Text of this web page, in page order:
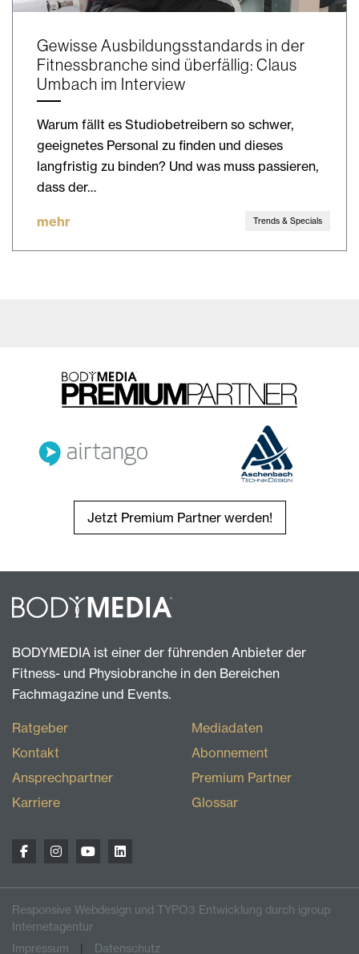
Gewisse Ausbildungsstandards in der
Fitnessbranche sind überfällig: Claus
Umbach im Interview
Warum fällt es Studiobetreibern so schwer,
geeignetes Personal zu finden und dieses
langfristig zu binden? Und was muss passieren,
dass der…
mehr Trends & Specials
Jetzt Premium Partner werden!
BODYMEDIA ist einer der führenden Anbieter der
Fitness- und Physiobranche in den Bereichen
Fachmagazine und Events.
Ratgeber
Kontakt
Ansprechpartner
Karriere
Mediadaten
Abonnement
Premium Partner
Glossar
Responsive Webdesign und TYPO3 Entwicklung durch igroup
Internetagentur
Impressum
Datenschutz